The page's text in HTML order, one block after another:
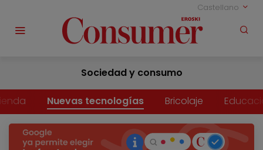
Castellano
Sociedad y consumo
Nuevas tecnologías Bricolaje